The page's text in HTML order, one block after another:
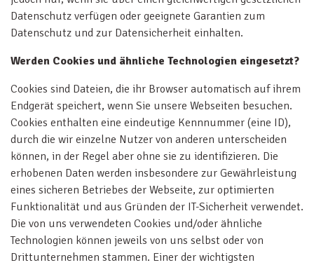
Datenschutz verfügen oder geeignete Garantien zum
Datenschutz und zur Datensicherheit einhalten.
Werden Cookies und ähnliche Technologien eingesetzt?
Cookies sind Dateien, die ihr Browser automatisch auf ihrem
Endgerät speichert, wenn Sie unsere Webseiten besuchen.
Cookies enthalten eine eindeutige Kennnummer (eine ID),
durch die wir einzelne Nutzer von anderen unterscheiden
können, in der Regel aber ohne sie zu identifizieren. Die
erhobenen Daten werden insbesondere zur Gewährleistung
eines sicheren Betriebes der Webseite, zur optimierten
Funktionalität und aus Gründen der IT-Sicherheit verwendet.
Die von uns verwendeten Cookies und/oder ähnliche
Technologien können jeweils von uns selbst oder von
Drittunternehmen stammen. Einer der wichtigsten